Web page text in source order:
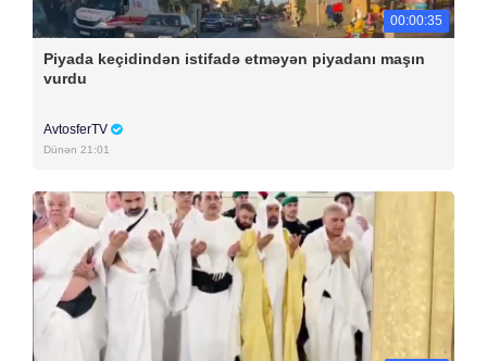
00:00:35
Piyada keçidindən istifadə etməyən piyadanı maşın
vurdu
AvtosferTV
Dünən 21:01